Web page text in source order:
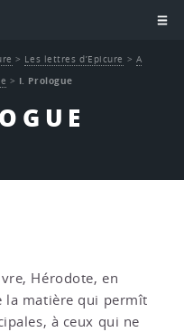
> Les lettres d’Epicure > A
> I. Prologue
Hérodote, en
la matière qui permît
à ceux qui ne